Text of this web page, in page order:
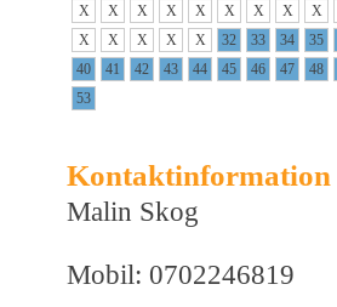
X
X X X X X X X X
X
X X X X 32 33 34 35
40
41 42 43 44 45 46 47 48
53
Kontaktinformation
Malin Skog
Mobil: 0702246819